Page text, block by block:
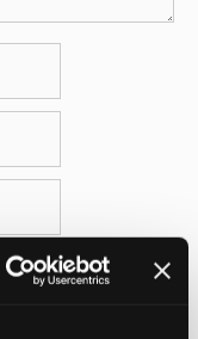
in questo